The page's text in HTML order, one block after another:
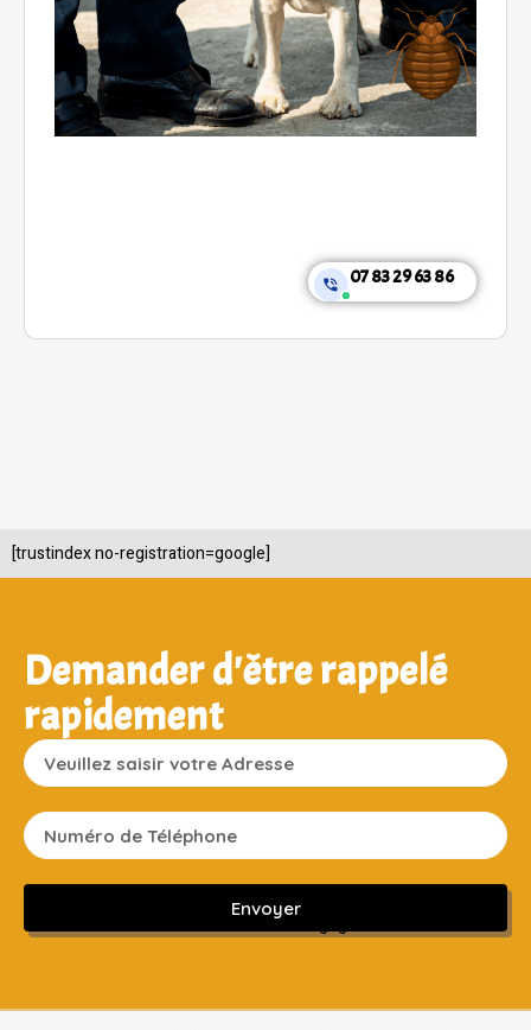
07 83 29 63 86
[trustindex no-registration=google]
Demander d'être rappelé
rapidement
Envoyer
Sans engagement ni frais cachés